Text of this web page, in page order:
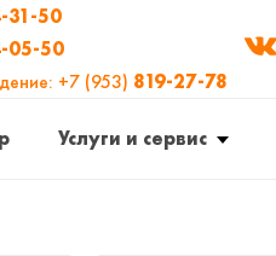
31-50
05-50
+7 (953) 819-27-78
Услуги и сервис